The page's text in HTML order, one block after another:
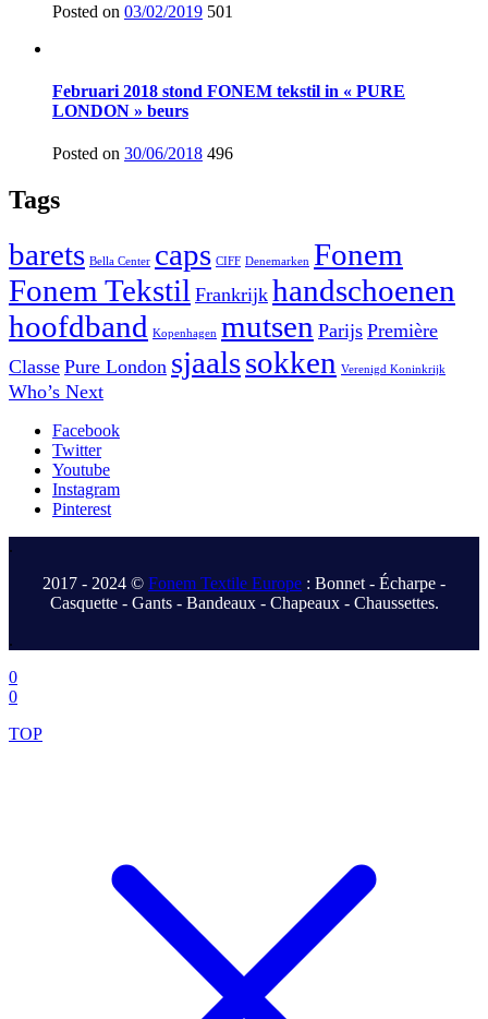
Posted on 03/02/2019 501
Februari 2018 stond FONEM tekstil in « PURE
LONDON » beurs
Posted on 30/06/2018 496
Tags
barets Bella Center caps CIFF Denemarken Fonem
Fonem Tekstil Frankrijk handschoenen
hoofdband Kopenhagen mutsen Parijs Première
Classe Pure London sjaalssokken Verenigd Koninkrijk
Who’s Next
Facebook
Twitter
Youtube
Instagram
Pinterest
.
2017 - 2024 © Fonem Textile Europe : Bonnet - Écharpe -
Casquette - Gants - Bandeaux - Chapeaux - Chaussettes.
.
0
0
TOP